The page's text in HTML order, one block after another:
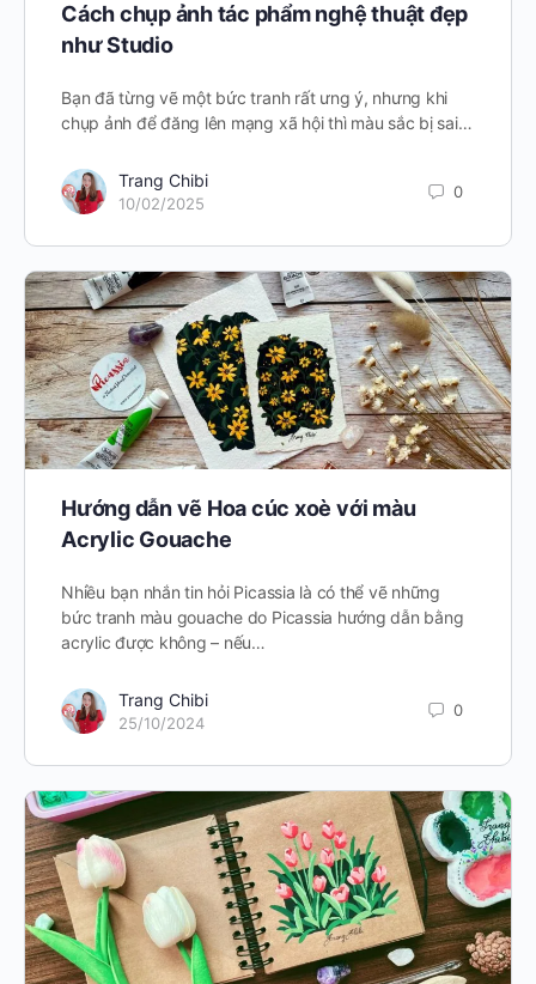
Cách chụp ảnh tác phẩm nghệ thuật đẹp
như Studio
Bạn đã từng vẽ một bức tranh rất ưng ý, nhưng khi
chụp ảnh để đăng lên mạng xã hội thì màu sắc bị sai…
Trang Chibi
10/02/2025
0
Hướng dẫn vẽ Hoa cúc xoè với màu
Acrylic Gouache
Nhiều bạn nhắn tin hỏi Picassia là có thể vẽ những
bức tranh màu gouache do Picassia hướng dẫn bằng
acrylic được không – nếu…
Trang Chibi
25/10/2024
0